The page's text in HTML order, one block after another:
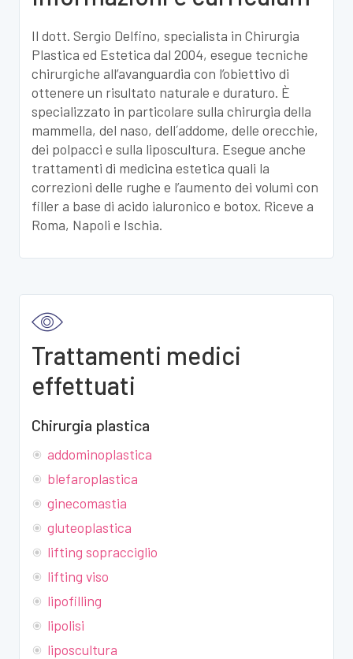
Il dott. Sergio Delfino, specialista in Chirurgia
Plastica ed Estetica dal 2004, esegue tecniche
chirurgiche all’avanguardia con l’obiettivo di
ottenere un risultato naturale e duraturo. È
specializzato in particolare sulla chirurgia della
mammella, del naso, dell´addome, delle orecchie,
dei polpacci e sulla liposcultura. Esegue anche
trattamenti di medicina estetica quali la
correzioni delle rughe e l’aumento dei volumi con
filler a base di acido ialuronico e botox. Riceve a
Roma, Napoli e Ischia.
Trattamenti medici
effettuati
Chirurgia plastica
addominoplastica
blefaroplastica
ginecomastia
gluteoplastica
lifting sopracciglio
lifting viso
lipofilling
lipolisi
liposcultura